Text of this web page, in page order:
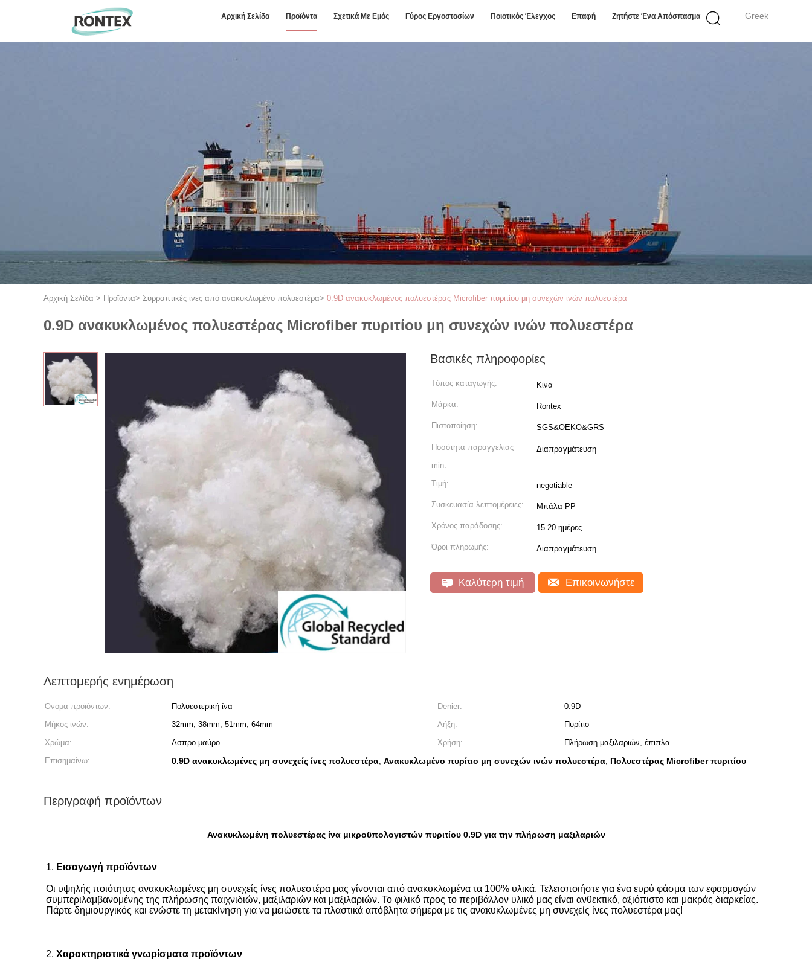
Greek
Αρχική Σελίδα Προϊόντα Σχετικά Με Εμάς Γύρος Εργοστασίων Ποιοτικός Έλεγχος Επαφή Ζητήστε Ένα Απόσπασμα
Αρχική Σελίδα > Προϊόντα> Συρραπτικές ίνες από ανακυκλωμένο πολυεστέρα> 0.9D ανακυκλωμένος πολυεστέρας Microfiber πυριτίου μη συνεχών ινών πολυεστέρα
0.9D ανακυκλωμένος πολυεστέρας Microfiber πυριτίου μη συνεχών ινών πολυεστέρα
Βασικές πληροφορίες
Τόπος καταγωγής: Κίνα
Μάρκα: Rontex
Πιστοποίηση: SGS&OEKO&GRS
Ποσότητα παραγγελίας
min:
Διαπραγμάτευση
Τιμή: negotiable
Συσκευασία λεπτομέρειες: Μπάλα ΡΡ
Χρόνος παράδοσης: 15-20 ημέρες
Όροι πληρωμής: Διαπραγμάτευση
Καλύτερη τιμή Επικοινωνήστε
Λεπτομερής ενημέρωση
Όνομα προϊόντων: Πολυεστερική ίνα Denier:
0.9D
Μήκος ινών:
32mm, 38mm, 51mm, 64mm Λήξη:
Πυρίτιο
Χρώμα:
Ασπρο μαύρο Χρήση:
Πλήρωση μαξιλαριών, έπιπλα
Επισημαίνω:
0.9D ανακυκλωμένες μη συνεχείς ίνες πολυεστέρα, Ανακυκλωμένο πυρίτιο μη συνεχών ινών πολυεστέρα, Πολυεστέρας Microfiber πυριτίου
Περιγραφή προϊόντων
Ανακυκλωμένη πολυεστέρας ίνα μικροϋπολογιστών πυριτίου 0.9D για την πλήρωση μαξιλαριών
1. Εισαγωγή προϊόντων
Οι υψηλής ποιότητας ανακυκλωμένες μη συνεχείς ίνες πολυεστέρα μας γίνονται από ανακυκλωμένα τα 100% υλικά. Τελειοποιήστε για ένα ευρύ φάσμα των εφαρμογών
συμπεριλαμβανομένης της πλήρωσης παιχνιδιών, μαξιλαριών και μαξιλαριών. Το φιλικό προς το περιβάλλον υλικό μας είναι ανθεκτικό, αξιόπιστο και μακράς διαρκείας.
Πάρτε δημιουργικός και ενώστε τη μετακίνηση για να μειώσετε τα πλαστικά απόβλητα σήμερα με τις ανακυκλωμένες μη συνεχείς ίνες πολυεστέρα μας!
2. Χαρακτηριστικά γνωρίσματα προϊόντων